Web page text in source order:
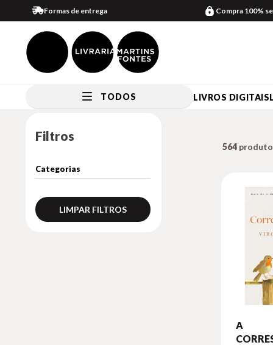
Formas de entrega Compra 100%
TODOS LIVROS DIGITAIS
Filtros
LIMPAR FILTROS
564
A